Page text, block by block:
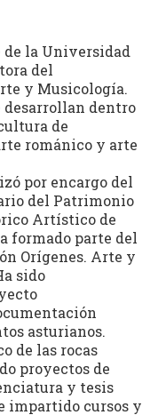
la Universidad
del
y Musicología.
desarrollan dentro
de
románico y arte
por encargo del
del Patrimonio
Artístico de
formado parte del
Orígenes. Arte y
sido
asturianos.
de las rocas
proyectos de
y tesis
impartido cursos y